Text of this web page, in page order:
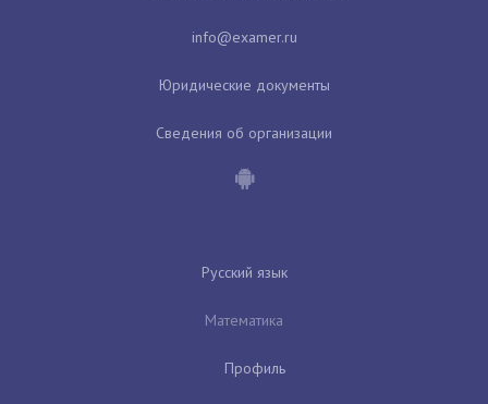
Юридические документы
Сведения об организации
Русский язык
Математика
Профиль